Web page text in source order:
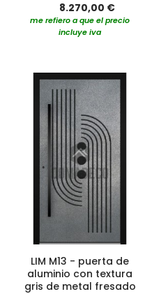
8.270,00 €
me refiero a que el precio
incluye iva
LIM M13 - puerta de
aluminio con textura
gris de metal fresado